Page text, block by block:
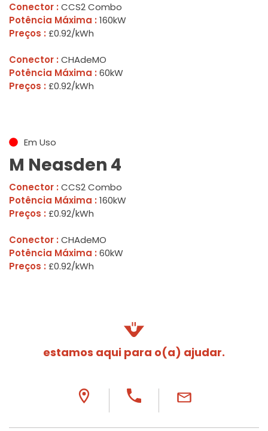
Conector : CCS2 Combo
Potência Máxima : 160kW
Preços : £0.92/kWh
Conector : CHAdeMO
Potência Máxima : 60kW
Preços : £0.92/kWh
Em Uso
M Neasden 4
Conector : CCS2 Combo
Potência Máxima : 160kW
Preços : £0.92/kWh
Conector : CHAdeMO
Potência Máxima : 60kW
Preços : £0.92/kWh
estamos aqui para o(a) ajudar.